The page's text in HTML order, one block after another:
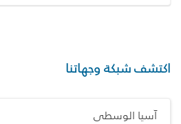
اكتشف شبكة وجهاتنا
آسيا الوسطى